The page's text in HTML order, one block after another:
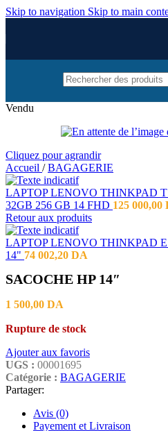
Skip to navigation Skip to main
Vendu
Cliquez pour agrandir
Accueil / BAGAGERIE
LAPTOP LENOVO THINKPAD
32GB 256 GB 14 FHD 125 000,00
Retour aux produits
LAPTOP LENOVO THINKPAD
14" 74 002,20 DA
SACOCHE HP 14″
1 500,00 DA
Rupture de stock
Ajouter aux favoris
UGS : 00001695
Catégorie : BAGAGERIE
Partager:
Avis (0)
Payement et Livraison